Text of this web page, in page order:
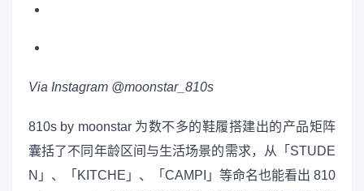
Via Instagram @moonstar_810s
810s by moonstar 为数不多的鞋履搭建出的产品矩阵
囊括了不同年龄区间与生活场景的需求，从「STUDE
N」、「KITCHE」、「CAMPI」等命名也能看出 810